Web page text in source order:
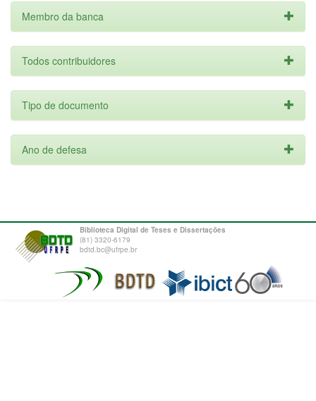
Membro da banca
Todos contribuidores
Tipo de documento
Ano de defesa
Biblioteca Digital de Teses e Dissertações
(81) 3320-6179
bdtd.bc@ufrpe.br